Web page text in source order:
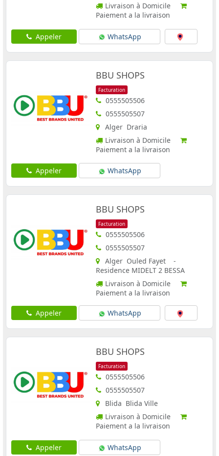
Livraison à Domicile
Paiement a la livraison
Appeler WhatsApp
BBU SHOPS
Facturation
0555505506
0555505507
Alger Draria
Livraison à Domicile
Paiement a la livraison
Appeler WhatsApp
BBU SHOPS
Facturation
0555505506
0555505507
Alger Ouled Fayet -
Residence MIDELT 2 BESSA
Livraison à Domicile
Paiement a la livraison
Appeler WhatsApp
BBU SHOPS
Facturation
0555505506
0555505507
Blida Blida Ville
Livraison à Domicile
Paiement a la livraison
Appeler WhatsApp